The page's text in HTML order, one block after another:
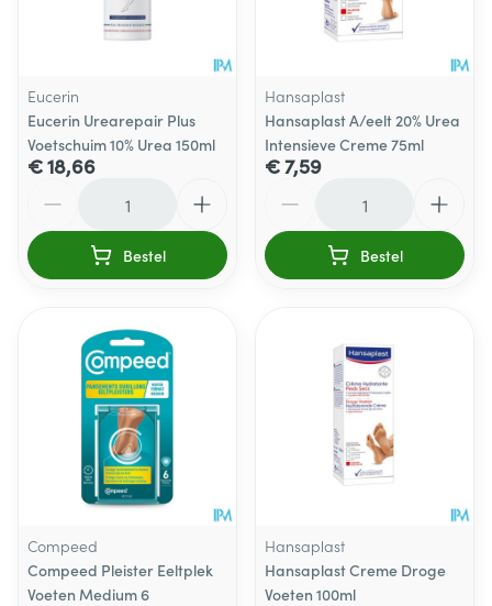
Eucerin
Eucerin Urearepair Plus
Voetschuim 10% Urea 150ml
€ 18,66
Bestel
Hansaplast
Hansaplast A/eelt 20% Urea
Intensieve Creme 75ml
€ 7,59
Bestel
Compeed
Compeed Pleister Eeltplek
Voeten Medium 6
Hansaplast
Hansaplast Creme Droge
Voeten 100ml